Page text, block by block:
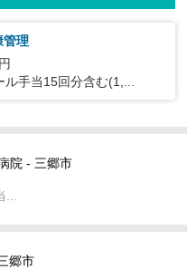
管理
手当15回分含む(1,...
院 - 三郷市
郷市